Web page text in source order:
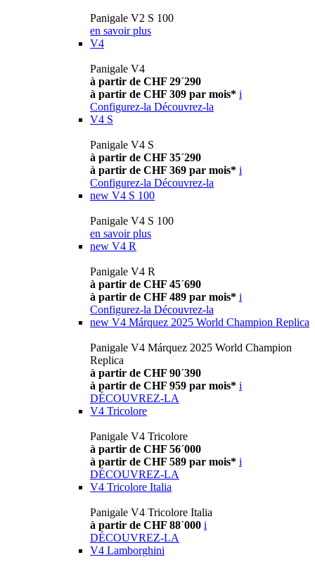
Panigale V2 S 100
en savoir plus
V4
Panigale V4
à partir de CHF 29´290
à partir de CHF 309 par mois* i
Configurez-la Découvrez-la
V4 S
Panigale V4 S
à partir de CHF 35´290
à partir de CHF 369 par mois* i
Configurez-la Découvrez-la
new V4 S 100
Panigale V4 S 100
en savoir plus
new V4 R
Panigale V4 R
à partir de CHF 45´690
à partir de CHF 489 par mois* i
Configurez-la Découvrez-la
new V4 Márquez 2025 World Champion Replica
Panigale V4 Márquez 2025 World Champion
Replica
à partir de CHF 90´390
à partir de CHF 959 par mois* i
DÉCOUVREZ-LA
V4 Tricolore
Panigale V4 Tricolore
à partir de CHF 56´000
à partir de CHF 589 par mois* i
DÉCOUVREZ-LA
V4 Tricolore Italia
Panigale V4 Tricolore Italia
à partir de CHF 88´000 i
DÉCOUVREZ-LA
V4 Lamborghini